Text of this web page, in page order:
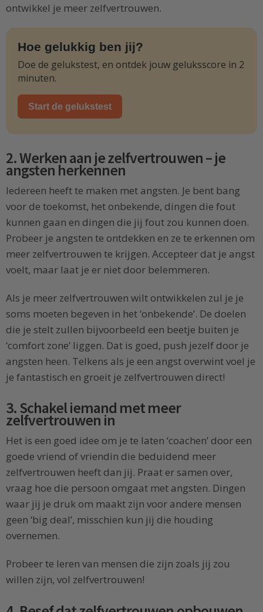
ontwikkel je meer zelfvertrouwen.
Hoe gelukkig ben jij?
Doe de gelukstest, en ontdek jouw geluksscore in 2
minuten.
Start de gelukstest
2. Werken aan je zelfvertrouwen – je
angsten herkennen
Iedereen heeft te maken met angsten. Je bent bang
voor de toekomst, het onbekende, dingen die fout
kunnen gaan en dingen die jij fout zou kunnen doen.
Probeer je angsten te ontdekken en ze te erkennen om
meer zelfvertrouwen te krijgen. Accepteer dat je angst
voelt, maar laat je er niet door belemmeren.
Als je meer zelfvertrouwen wilt ontwikkelen zul je je
soms moeten begeven in het ‘onbekende’. De doelen
die je stelt zullen bijvoorbeeld een beetje buiten je
‘comfort zone’ liggen. Dat is goed, push jezelf door je
angsten heen. Telkens als je een angst overwint voel je
je fantastisch en groeit je zelfvertrouwen direct!
3. Schakel iemand met meer
zelfvertrouwen in
Het is een goed idee om je te laten ‘coachen’ door een
goede vriend of vriendin die beduidend meer
zelfvertrouwen heeft dan jij. Praat er samen over,
vraag hoe die persoon omgaat met angsten. Dingen
waar jij je druk om maakt zijn voor andere mensen
geen ‘big deal’, misschien kun jij die houding
overnemen.
Probeer te leren van mensen die zijn zoals jij zou
willen zijn, vol zelfvertrouwen!